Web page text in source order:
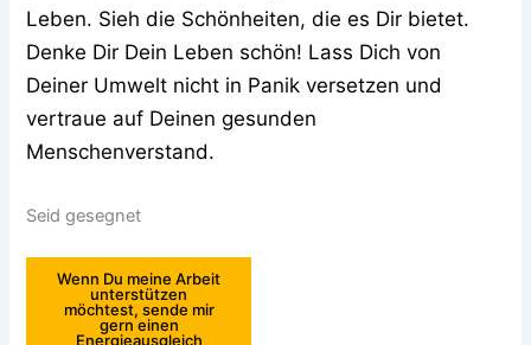
Leben. Sieh die Schönheiten, die es Dir bietet.
Denke Dir Dein Leben schön! Lass Dich von
Deiner Umwelt nicht in Panik versetzen und
vertraue auf Deinen gesunden
Menschenverstand.
Seid gesegnet
Wenn Du meine Arbeit
unterstützen
möchtest, sende mir
gern einen
Energieausgleich